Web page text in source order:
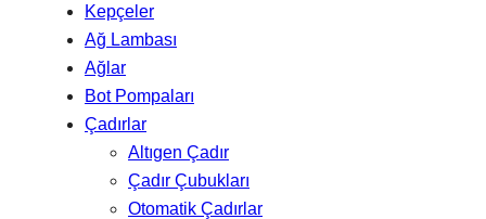
Kepçeler
Ağ Lambası
Ağlar
Bot Pompaları
Çadırlar
Altıgen Çadır
Çadır Çubukları
Otomatik Çadırlar